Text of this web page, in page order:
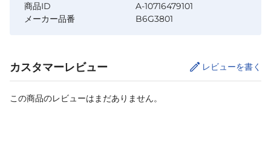
商品ID
A-10716479101
メーカー品番
B6G3801
カスタマーレビュー レビューを書く
この商品のレビューはまだありません。